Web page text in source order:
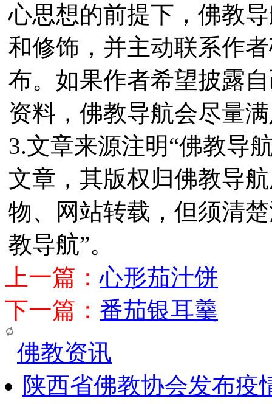
心思想的前提下，佛教
和修饰，并主动联系作
布。如果作者希望披露
资料，佛教导航会尽量
3.文章来源注明“佛教导
文章，其版权归佛教导
物、网站转载，但须清
教导航”。
上一篇：心形茄汁饼
下一篇： 番茄银耳羹
佛教资讯
陕西省佛教协会发布疫